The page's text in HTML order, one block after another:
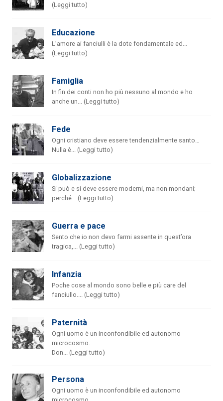
(Leggi tutto)
Educazione
L’amore ai fanciulli è la dote fondamentale ed...
(Leggi tutto)
Famiglia
In fin dei conti non ho più nessuno al mondo e ho
anche un... (Leggi tutto)
Fede
Ogni cristiano deve essere tendenzialmente santo…
Nulla è... (Leggi tutto)
Globalizzazione
Si può e si deve essere moderni, ma non mondani;
perché... (Leggi tutto)
Guerra e pace
Sento che io non devo farmi assente in quest’ora
tragica,... (Leggi tutto)
Infanzia
Poche cose al mondo sono belle e più care del
fanciullo.... (Leggi tutto)
Paternità
Ogni uomo è un inconfondibile ed autonomo
microcosmo.
Don... (Leggi tutto)
Persona
Ogni uomo è un inconfondibile ed autonomo